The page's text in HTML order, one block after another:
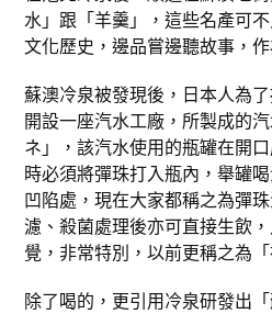
水」跟「羊羹」，這些名產可
文化歷史，邊品嘗邊聽故事，
蘇澳冷泉被發現後，日本人為
開設一座汽水工廠，所製成的
ネ」，該汽水使用的瓶罐在開
時必須將彈珠打入瓶內，舉罐
凹陷處，現在大家都稱之為彈
濾、殺菌處理後亦可直接生飲
覺，非常特別，以前更稱之為「
除了喝的，更引用冷泉研發出